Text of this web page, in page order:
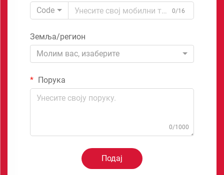
Code
0/16
Земља/регион
Молим вас, изаберите
Порука
0/1000
Подај